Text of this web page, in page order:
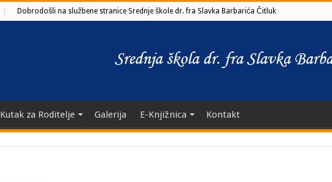
Dobrodošli na službene stranice Srednje škole dr. fra Slavka Barbarića Čitluk
Kutak za Roditelje Galerija E-Knjižnica Kontakt